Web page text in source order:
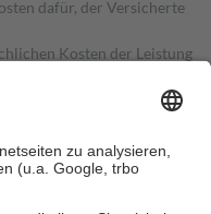
dafür, der Versicherte
Kosten der Leistung